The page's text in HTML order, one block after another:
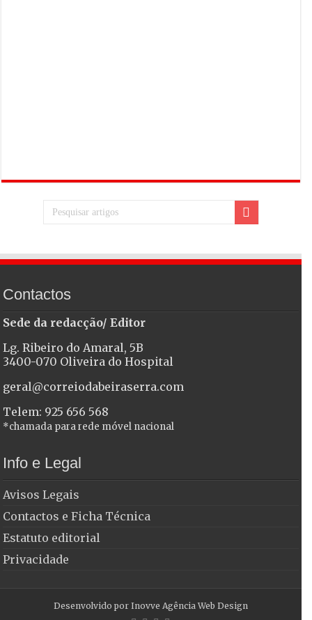
Contactos
Sede da redacção/ Editor
Lg. Ribeiro do Amaral, 5B
3400-070 Oliveira do Hospital
geral@correiodabeiraserra.com
Telem: 925 656 568
*chamada para rede móvel nacional
Info e Legal
Avisos Legais
Contactos e Ficha Técnica
Estatuto editorial
Privacidade
Desenvolvido por Inovve Agência Web Design